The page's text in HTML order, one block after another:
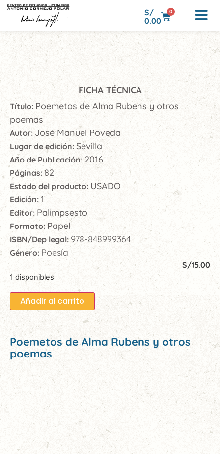
S/
0.00
0
FICHA TÉCNICA
Título: Poemetos de Alma Rubens y otros
poemas
Autor: José Manuel Poveda
Lugar de edición: Sevilla
Año de Publicación:2016
Páginas: 82
Estado del producto: USADO
Edición: 1
Editor: Palimpsesto
Formato: Papel
ISBN/Dep legal: 978-848999364
Género: Poesía
S/15.00
1 disponibles
Añadir al carrito
Poemetos de Alma Rubens y otros
poemas